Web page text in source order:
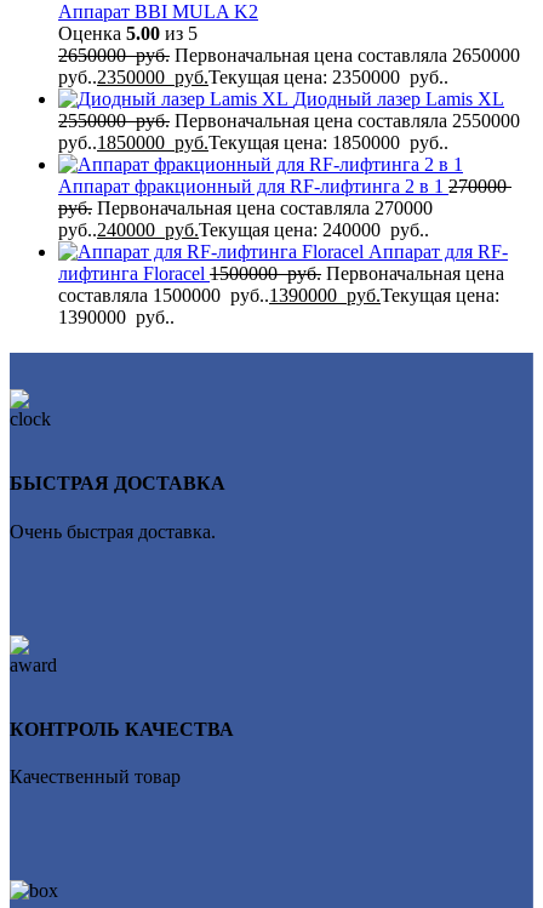
Аппарат BBI MULA K2
Оценка 5.00 из 5
2650000руб. Первоначальная цена составляла 2650000
руб..2350000 руб.Текущая цена: 2350000 руб..
Диодный лазер Lamis XL
2550000руб. Первоначальная цена составляла 2550000
руб..1850000 руб.Текущая цена: 1850000 руб..
Аппарат фракционный для RF-лифтинга 2 в 1 270000
руб. Первоначальная цена составляла 270000
руб..240000 руб.Текущая цена: 240000 руб..
Аппарат для RF-
лифтинга Flоrасеl 1500000руб. Первоначальная цена
составляла 1500000 руб..1390000 руб.Текущая цена:
1390000 руб..
БЫСТРАЯ ДОСТАВКА
Очень быстрая доставка.
КОНТРОЛЬ КАЧЕСТВА
Качественный товар